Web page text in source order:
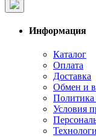
Информация
Каталог
Оплата
Доставка
Обмен и
Политика
Условия